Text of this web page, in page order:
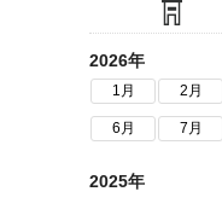
2026年
1月 2月
6月 7月
2025年